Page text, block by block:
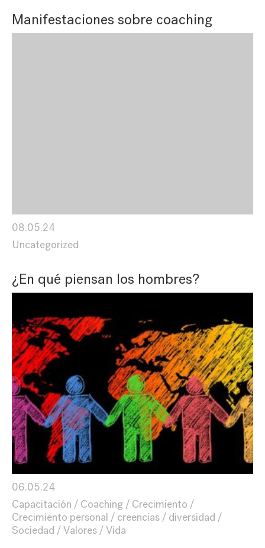
Manifestaciones sobre coaching
08.05.24
Uncategorized
¿En qué piensan los hombres?
06.05.24
Capacitación
Coaching
Crecimiento
Crecimiento personal
creencias
diversidad
Sociedad
Valores Vida